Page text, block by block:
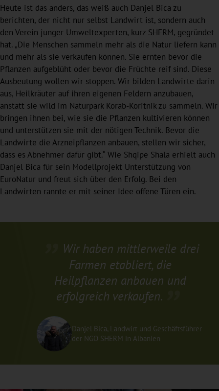
Heute ist das anders, das weiß auch Danjel Bica zu
berichten, der nicht nur selbst Landwirt ist, sondern auch
den Verein junger Umweltexperten, kurz SHERM, gegründet
hat. „Die Menschen sammeln mehr als die Natur liefern kann
und mehr als sie verkaufen können. Sie ernten bevor die
Pflanzen aufgeblüht oder bevor die Früchte reif sind. Diese
Ausbeutung wollen wir stoppen. Wir bilden Landwirte darin
aus, Heilkräuter auf ihren eigenen Feldern anzubauen,
anstatt sie wild im Naturpark Korab-Koritnik zu sammeln. Wir
bringen ihnen bei, wie sie die Pflanzen kultivieren können
und unterstützen sie mit der nötigen Technik. Bevor die
Landwirte die Arzneipflanzen anbauen, stellen wir sicher,
dass es Abnehmer dafür gibt.“ Wie Shqipe Shala erhielt auch
Danjel Bica für sein Modellprojekt Unterstützung von
EuroNatur und freut sich über den Erfolg. Bei den
Landwirten rannte er mit seiner Idee offene Türen ein.
Wir haben mittlerweile drei
Farmen etabliert, die
Heilpflanzen anbauen und
erfolgreich verkaufen.
Danjel Bica, Landwirt und Geschäftsführer
der NGO SHERM in Albanien